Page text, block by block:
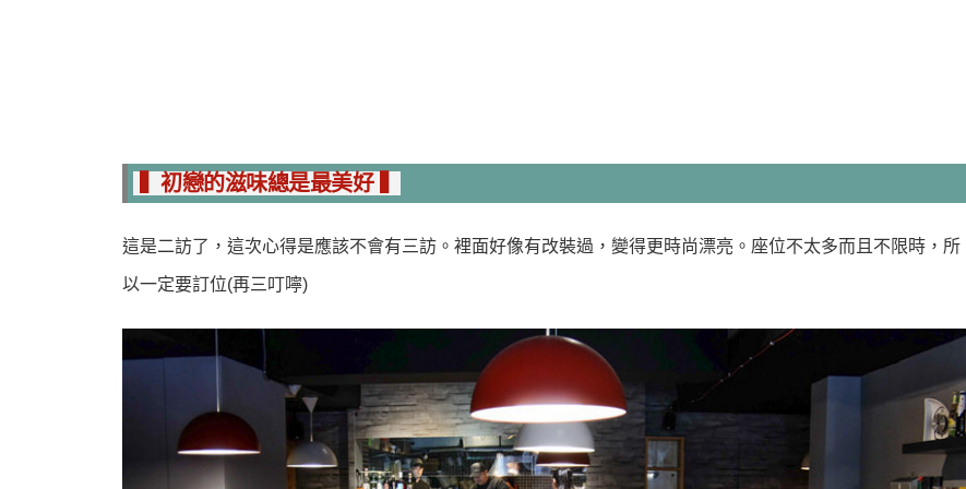
▍初戀的滋味總是最美好 ▍
這是二訪了，這次心得是應該不會有三訪。裡面好像有改裝過，變得更時尚漂亮。座位不太多而且不限時，所
以一定要訂位(再三叮嚀)